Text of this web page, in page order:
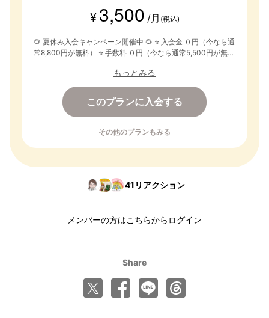
¥ 3,500 /月 (税込)
🌻 夏休み入会キャンペーン開催中 🌻 ⭐️ 入会金 ０円（今なら通
常8,800円が無料） ⭐️ 手数料 ０円（今なら通常5,500円が無
ンツ・ブログ見放題！ ◆ すべてのイベントに無料で参加可
能！ ◆ いるかどり教材 先行申込&限定割引！ ◆ 自分のブロ
グ投稿可能！ ◆ 運営やメンバーに質問&交流可能！ ✅ 2026年
8月30日から月額利用料金が発生します
もっとみる
このプランに入会する
その他のプランもみる
41 リアクション
メンバーの方はこちらからログイン
Share